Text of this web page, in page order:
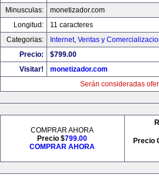
Minusculas:
monetizador.com
Longitud:
11 caracteres
Categorias:
Internet, Ventas y
Precio:
$799.00
Visitar!
monetizador.com
Serán consideradas
COMPRAR AHORA
Precio $799.00
COMPRAR AHORA
Precio